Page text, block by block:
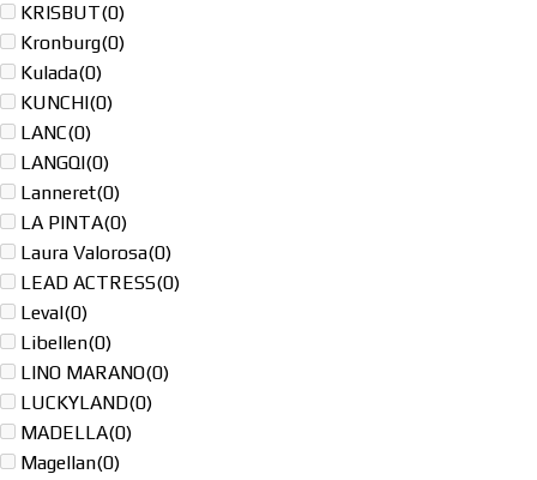
KRISBUT(0)
Kronburg(0)
Kulada(0)
KUNCHI(0)
LANC(0)
LANGQI(0)
Lanneret(0)
LA PINTA(0)
Laura Valorosa(0)
LEAD ACTRESS(0)
Leval(0)
Libellen(0)
LINO MARANO(0)
LUCKYLAND(0)
MADELLA(0)
Magellan(0)